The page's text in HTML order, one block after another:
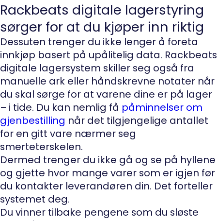
Rackbeats digitale lagerstyring
sørger for at du kjøper inn riktig
Dessuten trenger du ikke lenger å foreta
innkjøp basert på upålitelig data. Rackbeats
digitale lagersystem skiller seg også fra
manuelle ark eller håndskrevne notater når
du skal sørge for at varene dine er på lager
– i tide. Du kan nemlig få påminnelser om
gjenbestilling når det tilgjengelige antallet
for en gitt vare nærmer seg
smerteterskelen.
Dermed trenger du ikke gå og se på hyllene
og gjette hvor mange varer som er igjen før
du kontakter leverandøren din. Det forteller
systemet deg.
Du vinner tilbake pengene som du sløste